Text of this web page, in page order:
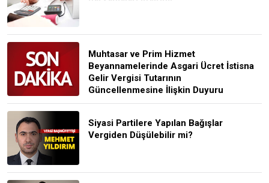
Muhtasar ve Prim Hizmet
Beyannamelerinde Asgari Ücret İstisna
Gelir Vergisi Tutarının
Güncellenmesine İlişkin Duyuru
Siyasi Partilere Yapılan Bağışlar
Vergiden Düşülebilir mi?